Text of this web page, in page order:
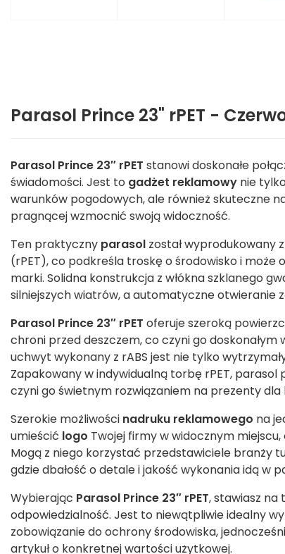
Parasol Prince 23" rPET -
Parasol Prince 23″ rPET stanowi doskonałe
świadomości. Jest to gadżet reklamowy nie
warunków pogodowych, ale również skuteczne
pragnącej wzmocnić swoją widoczność.
Ten praktyczny parasol został wyprodukowany
(rPET), co podkreśla troskę o środowisko i
marki. Solidna konstrukcja z włókna szklanego
silniejszych wiatrów, a automatyczne otwieranie
Parasol Prince 23″ rPET oferuje szeroką
chroni przed deszczem, co czyni go
uchwyt wykonany z rABS jest nie tylko
Zapakowany w indywidualną torbę rPET,
czyni go świetnym rozwiązaniem na prezenty
Szerokie możliwości nadruku reklamowego na
umieścić logo Twojej firmy w widocznym
Mogą z niego korzystać przedstawiciele branży
gdzie dbałość o detale i jakość wykonania idą w
Wybierając Parasol Prince 23″ rPET, stawiasz na
odpowiedzialność. Jest to niewątpliwie idealny
zobowiązanie do ochrony środowiska,
artykuł o konkretnej wartości użytkowej.